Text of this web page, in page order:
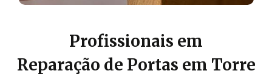
Profissionais em
Reparação de Portas em Torre